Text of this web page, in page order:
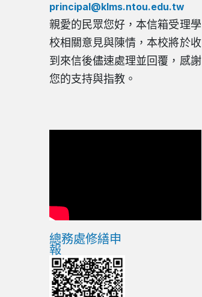
principal@klms.ntou.edu.tw
親愛的民眾您好，本信箱受理學
校相關意見與陳情，本校將於收
到來信後儘速處理並回覆，感謝
您的支持與指教。
總務處修繕申
報